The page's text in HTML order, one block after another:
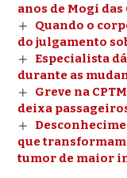
anos de Mogi das
Quando o
do julgamento
Especialista
durante as
Greve na
deixa
que
tumor de maior